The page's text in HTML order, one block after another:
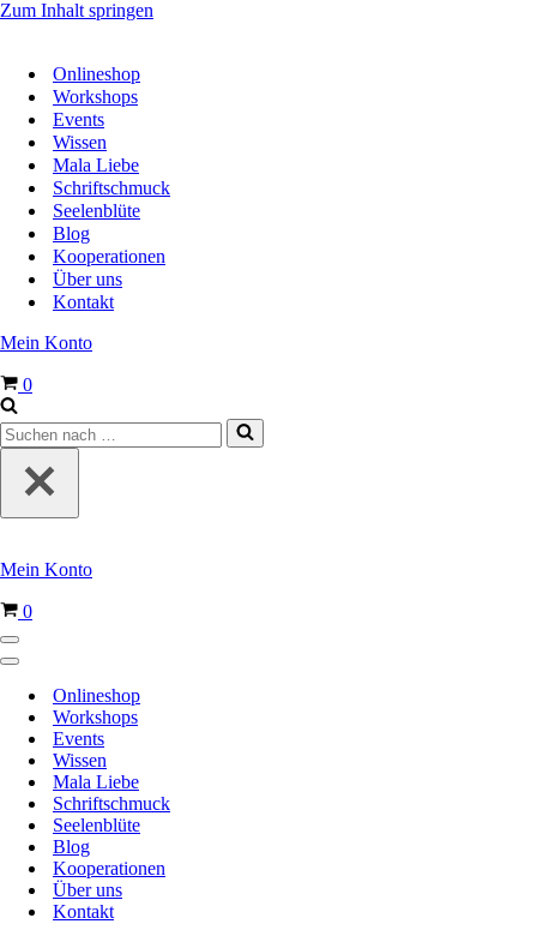
Zum Inhalt springen
Onlineshop
Workshops
Events
Wissen
Mala Liebe
Schriftschmuck
Seelenblüte
Blog
Kooperationen
Über uns
Kontakt
Mein Konto
Warenkorb
0
Suchen
nach …
Mein Konto
Warenkorb
0
Navigationsmenü
Navigationsmenü
Onlineshop
Workshops
Events
Wissen
Mala Liebe
Schriftschmuck
Seelenblüte
Blog
Kooperationen
Über uns
Kontakt